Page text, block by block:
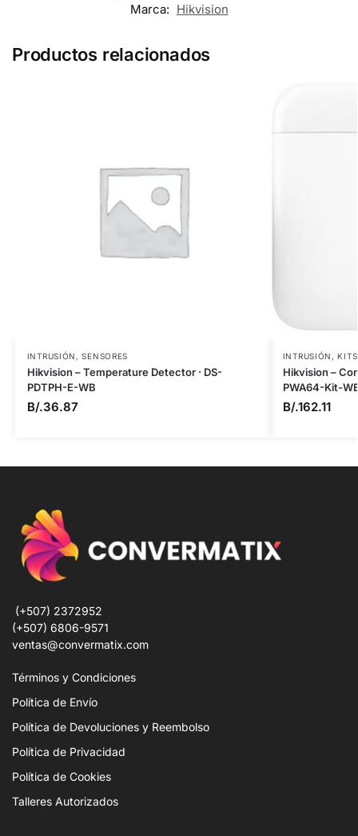
Marca: Hikvision
Productos relacionados
INTRUSIÓN ,SENSORES
Hikvision – Temperature Detector · DS-
PDTPH-E-WB
B/.36.87
INTRUSIÓN ,KITS
Hikvision –
PWA64-Kit-
B/.162.11
(+507) 2372952
(+507) 6806-9571
ventas@convermatix.com
Términos y Condiciones
Política de Envío
Política de Devoluciones y Reembolso
Política de Privacidad
Política de Cookies
Talleres Autorizados